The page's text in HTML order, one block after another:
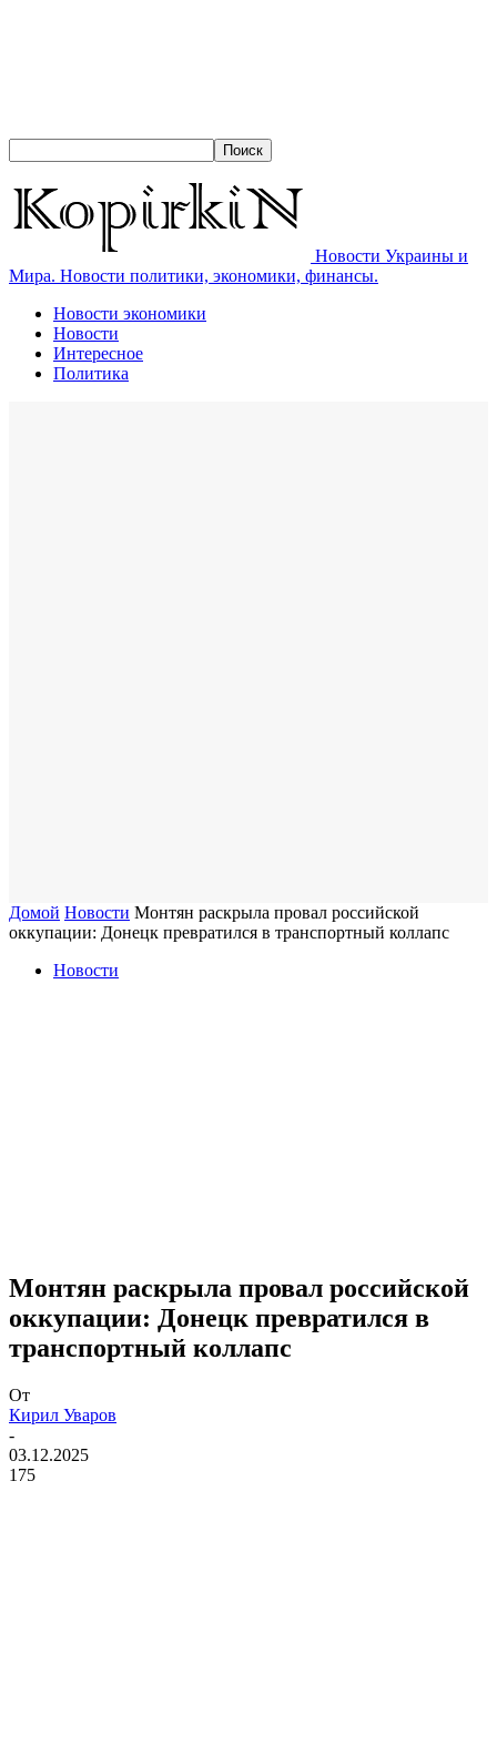
Новости Украины и
Мира. Новости политики, экономики, финансы.
Новости экономики
Новости
Интересное
Политика
Домой Новости Монтян раскрыла провал российской
оккупации: Донецк превратился в транспортный коллапс
Новости
Монтян раскрыла провал российской
оккупации: Донецк превратился в
транспортный коллапс
От
Кирил Уваров
-
03.12.2025
175